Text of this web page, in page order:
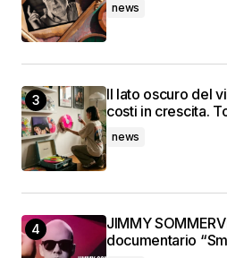
news
Il lato oscuro del
costi in crescita.
news
JIMMY
documentario